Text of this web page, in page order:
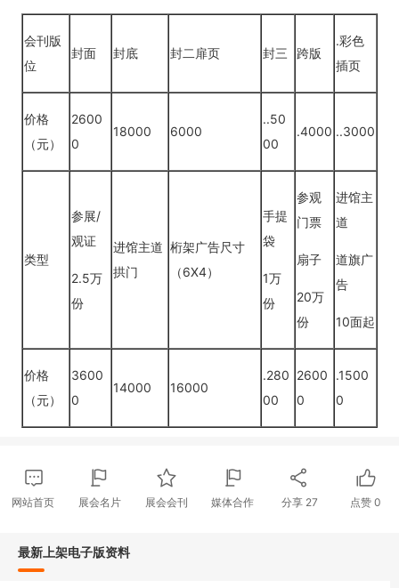
会刊版
位
封面 封底 封二扉页 封三 跨版
.彩色
插页
价格
（元）
2600
0
18000 6000
..50
00
.4000 ..3000
类型
参展/
观证
2.5万
份
进馆主道
拱门
桁架广告尺寸
（6X4）
手提
袋
1万
份
参观
门票
扇子
20万
份
进馆主
道
道旗广
告
10面起
价格
（元）
3600
0
14000 16000
.280
00
2600
0
.1500
0
网站首页 展会名片 展会会刊 媒体合作 分享 27 点赞0
最新上架电子版资料